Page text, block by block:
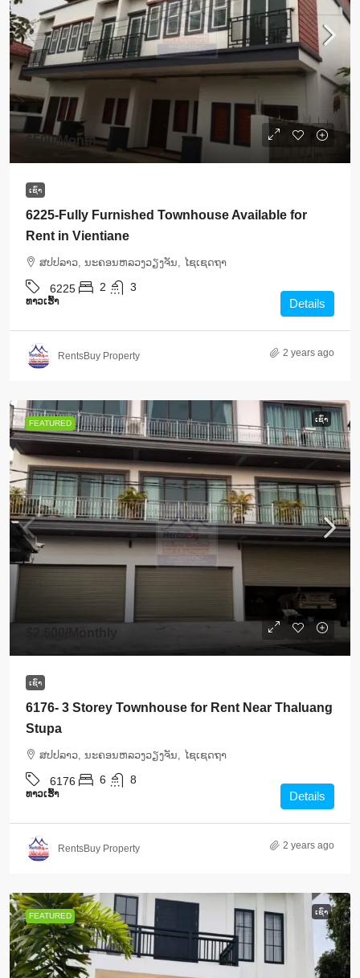
$500/Month
ເຊົ່າ
6225-Fully Furnished Townhouse Available for
Rent in Vientiane
ສ​ປ​ປ​ລາວ, ນະຄອນຫລວງວຽງຈັນ, ໄຊເຊດຖາ
6225 2 3
ທາວ​ເຮົ້າ Details
RentsBuy Property 2 years ago
FEATURED ເຊົ່າ
/Monthly
ເຊົ່າ
6176- 3 Storey Townhouse for Rent Near Thaluang
Stupa
ສ​ປ​ປ​ລາວ, ນະຄອນຫລວງວຽງຈັນ, ໄຊເຊດຖາ
6176 6 8
ທາວ​ເຮົ້າ Details
RentsBuy Property 2 years ago
FEATURED ເຊົ່າ